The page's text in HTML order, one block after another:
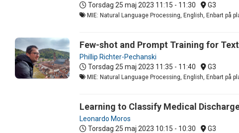
Torsdag 25 maj 2023 11:15 - 11:30 G3
MIE: Natural Language Processing, English, Enbart på
Few-shot and Prompt Training for
Phillip Richter-Pechanski
Torsdag 25 maj 2023 11:35 - 11:40 G3
MIE: Natural Language Processing, English, Enbart på
Learning to Classify Medical
Leonardo Moros
Torsdag 25 maj 2023 10:15 - 10:30 G3